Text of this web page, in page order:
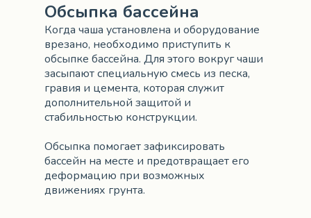
Обсыпка бассейна
Когда чаша установлена и оборудование
врезано, необходимо приступить к
обсыпке бассейна. Для этого вокруг чаши
засыпают специальную смесь из песка,
гравия и цемента, которая служит
дополнительной защитой и
стабильностью конструкции.
Обсыпка помогает зафиксировать
бассейн на месте и предотвращает его
деформацию при возможных
движениях грунта.